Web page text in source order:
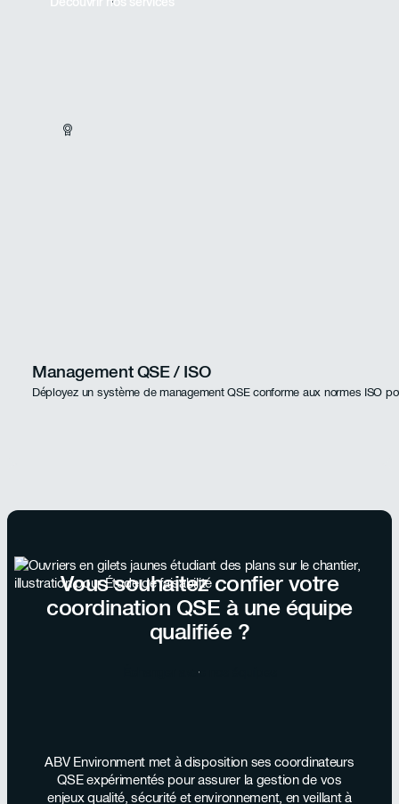
Management QSE / ISO
Déployez un système de management QSE conforme aux normes ISO
Vous souhaitez confier votre
coordination QSE à une équipe
qualifiée ?
Échanger avec nos équipes
ABV Environment met à disposition ses coordinateurs
QSE expérimentés pour assurer la gestion de vos
enjeux qualité, sécurité et environnement, en veillant à